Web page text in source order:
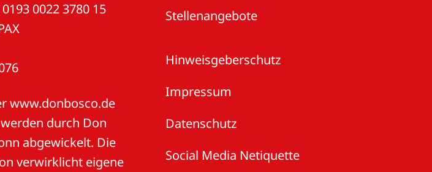
0022 3780 15
www.donbosco.de
durch Don
abgewickelt. Die
verwirklicht eigene
Stellenangebote
Hinweisgeberschutz
Impressum
Datenschutz
Social Media Netiquette